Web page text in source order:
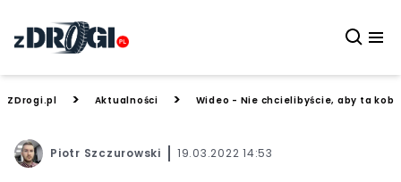
ZDrogi.pl > Aktualności > Wideo - Nie chcielibyście, aby ta
Piotr Szczurowski 19.03.2022 14:53